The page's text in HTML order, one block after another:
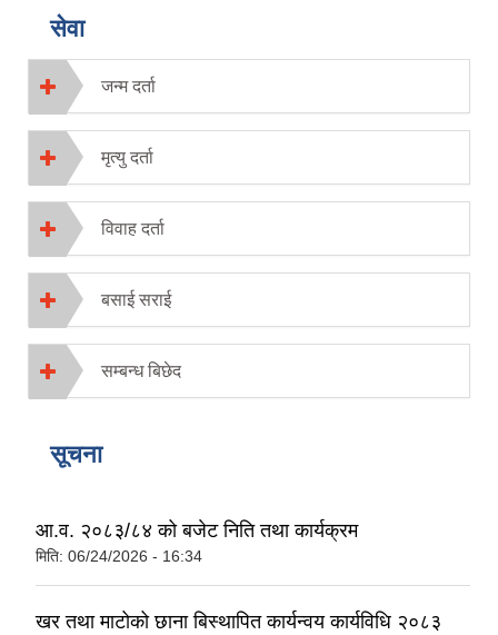
सेवा
जन्म दर्ता
मृत्यु दर्ता
विवाह दर्ता
बसाई सराई
सम्बन्ध बिछेद
सूचना
आ.व. २०८३/८४ को बजेट निति तथा कार्यक्रम
मिति: 06/24/2026 - 16:34
खर तथा माटोको छाना बिस्थापित कार्यन्वय कार्यविधि २०८३